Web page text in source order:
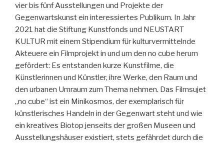
vier bis fünf Ausstellungen und Projekte der
Gegenwartskunst ein interessiertes Publikum. In Jahr
2021 hat die Stiftung Kunstfonds und NEUSTART
KULTUR mit einem Stipendium für kulturvermittelnde
Akteuere ein Filmprojekt in und um den no cube herum
gefördert: Es entstanden kurze Kunstfilme, die
Künstlerinnen und Künstler, ihre Werke, den Raum und
den urbanen Umraum zum Thema nehmen. Das Filmsujet
„no cube“ ist ein Minikosmos, der exemplarisch für
künstlerisches Handeln in der Gegenwart steht und wie
ein kreatives Biotop jenseits der großen Museen und
Ausstellungshäuser existiert, stets gefährdet durch die